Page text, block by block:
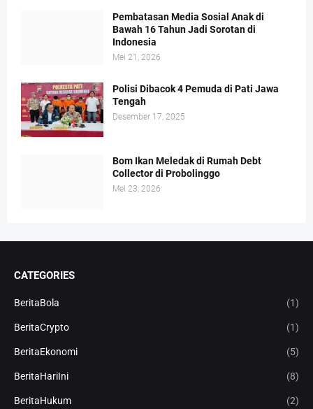
Pembatasan Media Sosial Anak di
Bawah 16 Tahun Jadi Sorotan di
Indonesia
Mei 21, 2026
Polisi Dibacok 4 Pemuda di Pati Jawa
Tengah
Desember 17, 2025
Bom Ikan Meledak di Rumah Debt
Collector di Probolinggo
Mei 23, 2026
CATEGORIES
BeritaBola (1)
BeritaCrypto (1)
BeritaEkonomi (5)
BeritaHariIni (8)
BeritaHukum (2)